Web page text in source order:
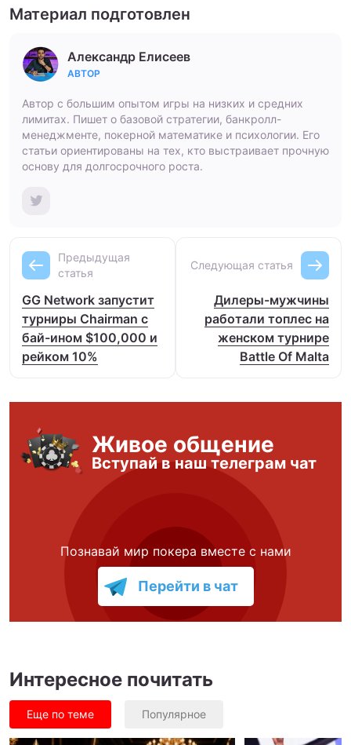
Материал подготовлен
Александр Елисеев
АВТОР
Автор с большим опытом игры на низких и средних
лимитах. Пишет о базовой стратегии, банкролл-
менеджменте, покерной математике и психологии. Его
статьи ориентированы на тех, кто выстраивает прочную
основу для долгосрочного роста.
Предыдущая
статья
GG Network запустит
турниры Chairman с
бай-ином $100,000 и
рейком 10%
Следующая статья
Дилеры-мужчины
работали топлес на
женском турнире
Battle Of Malta
Живое общение
Вступай в наш телеграм чат
Познавай мир покера вместе с нами
Перейти в чат
Интересное почитать
Еще по теме Популярное